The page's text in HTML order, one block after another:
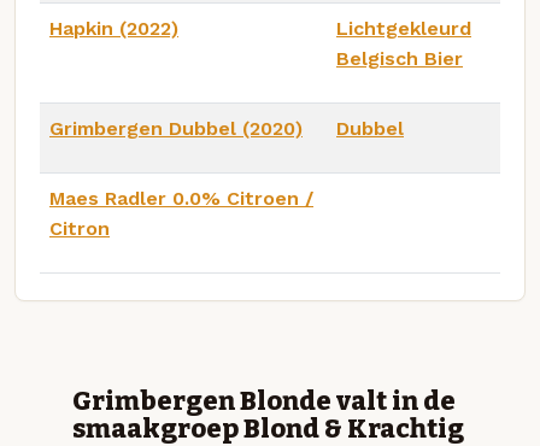
Hapkin (2022)
Lichtgekleurd
Belgisch Bier
Grimbergen Dubbel (2020) Dubbel
Maes Radler 0.0% Citroen /
Citron
Grimbergen Blonde valt in de
smaakgroep Blond & Krachtig